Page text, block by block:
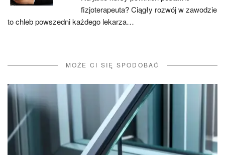
fizjoterapeuta? Ciągły rozwój w zawodzie
to chleb powszedni każdego lekarza…
MOŻE CI SIĘ SPODOBAĆ